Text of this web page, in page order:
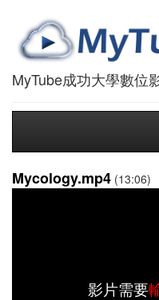
MyTube成功大學數位
Mycology.mp4 (13:06)
影片需要